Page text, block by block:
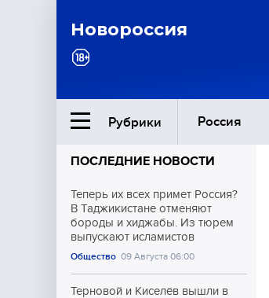
Новороссия
Рубрики Россия
Ближний Восток
Общество
Культура
ПОСЛЕДНИЕ НОВОСТИ
Теперь их всех примет Россия?
В Таджикистане отменяют
бороды и хиджабы. Из тюрем
выпускают исламистов
Общество 09 Августа 06:00
Терновой и Киселёв вышли в